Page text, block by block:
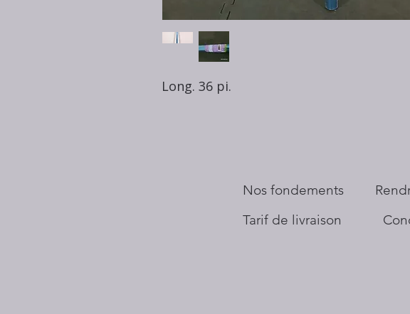
Long. 36 pi.
Nos fondements
Tarif de livraison